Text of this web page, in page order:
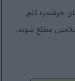
خوشمزه کلم
مطلع شوید،